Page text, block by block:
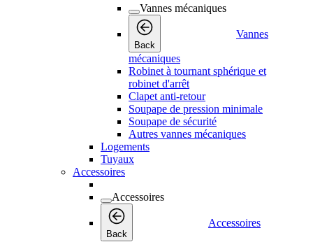
Vannes mécaniques
Back
Vannes
mécaniques
Robinet à tournant sphérique et
robinet d'arrêt
Clapet anti-retour
Soupape de pression minimale
Soupape de sécurité
Autres vannes mécaniques
Logements
Tuyaux
Accessoires
Accessoires
Back
Accessoires